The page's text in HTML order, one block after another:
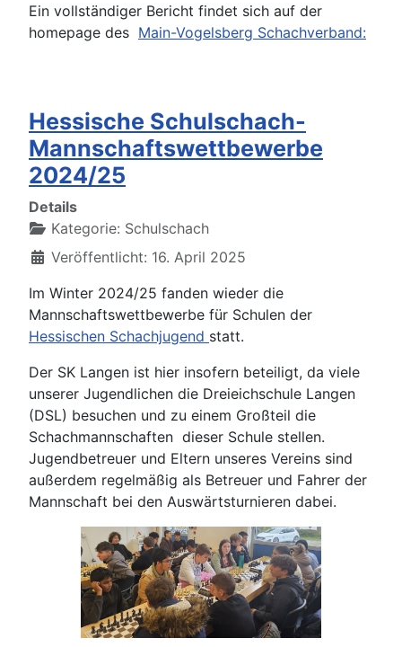
Ein vollständiger Bericht findet sich auf der
homepage des Main-Vogelsberg Schachverband:
Hessische Schulschach-
Mannschaftswettbewerbe
2024/25
Details
Kategorie: Schulschach
Veröffentlicht: 16. April 2025
Im Winter 2024/25 fanden wieder die
Mannschaftswettbewerbe für Schulen der
Hessischen Schachjugend statt.
Der SK Langen ist hier insofern beteiligt, da viele
unserer Jugendlichen die Dreieichschule Langen
(DSL) besuchen und zu einem Großteil die
Schachmannschaften dieser Schule stellen.
Jugendbetreuer und Eltern unseres Vereins sind
außerdem regelmäßig als Betreuer und Fahrer der
Mannschaft bei den Auswärtsturnieren dabei.